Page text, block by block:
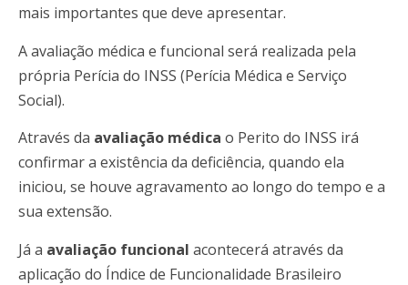
mais importantes que deve apresentar.
A avaliação médica e funcional será realizada pela
própria Perícia do INSS (Perícia Médica e Serviço
Social).
Através da avaliação médica o Perito do INSS irá
confirmar a existência da deficiência, quando ela
iniciou, se houve agravamento ao longo do tempo e a
sua extensão.
Já a avaliação funcional acontecerá através da
aplicação do Índice de Funcionalidade Brasileiro